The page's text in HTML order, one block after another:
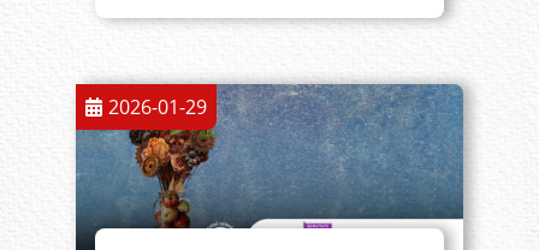
2026-01-29